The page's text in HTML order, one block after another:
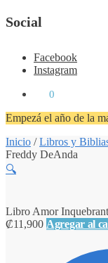
Social
Facebook
Instagram
0
Empezá el año de la
Inicio /Libros y
Freddy DeAnda
🔍
Libro Amor
₡11,900 Agregar al